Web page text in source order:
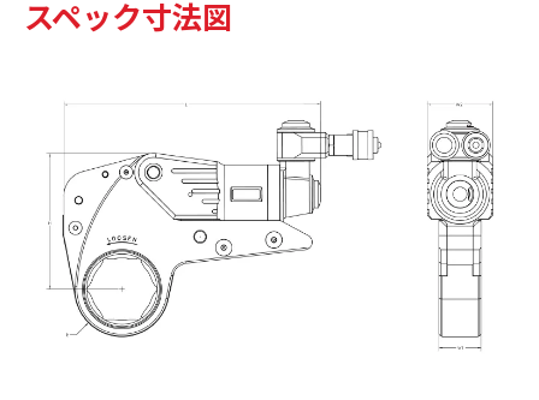
スペック寸法図